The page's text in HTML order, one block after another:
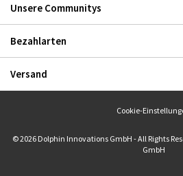
Unsere Communitys
Bezahlarten
Versand
Cookie-
© 2026 Dolphin Innovations GmbH - All Rights
GmbH